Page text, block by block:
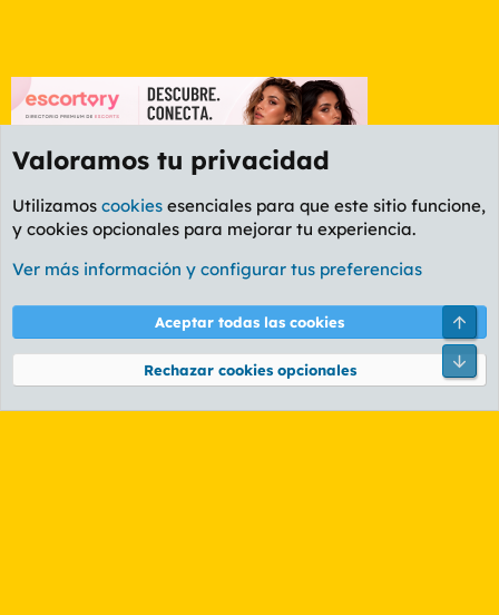
Etiquetas
Cookies
PL OLDSTYLE AMARILLO
Términos y reglas Política de privacidad Ayuda
Community platform by XenForo® © 2010-2026 XenForo Ltd.
Valoramos tu privacidad
Utilizamos cookies esenciales para que este sitio funcione,
y cookies opcionales para mejorar tu experiencia.
Ver más información y configurar tus preferencias
Aceptar todas las cookies
Rechazar cookies opcionales
Pie